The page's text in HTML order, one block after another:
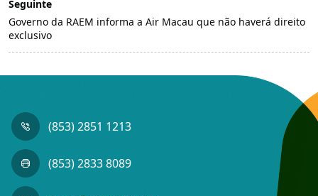
Seguinte
Governo da RAEM informa a Air Macau que não haverá direito
exclusivo
(853) 2851 1213
(853) 2833 8089